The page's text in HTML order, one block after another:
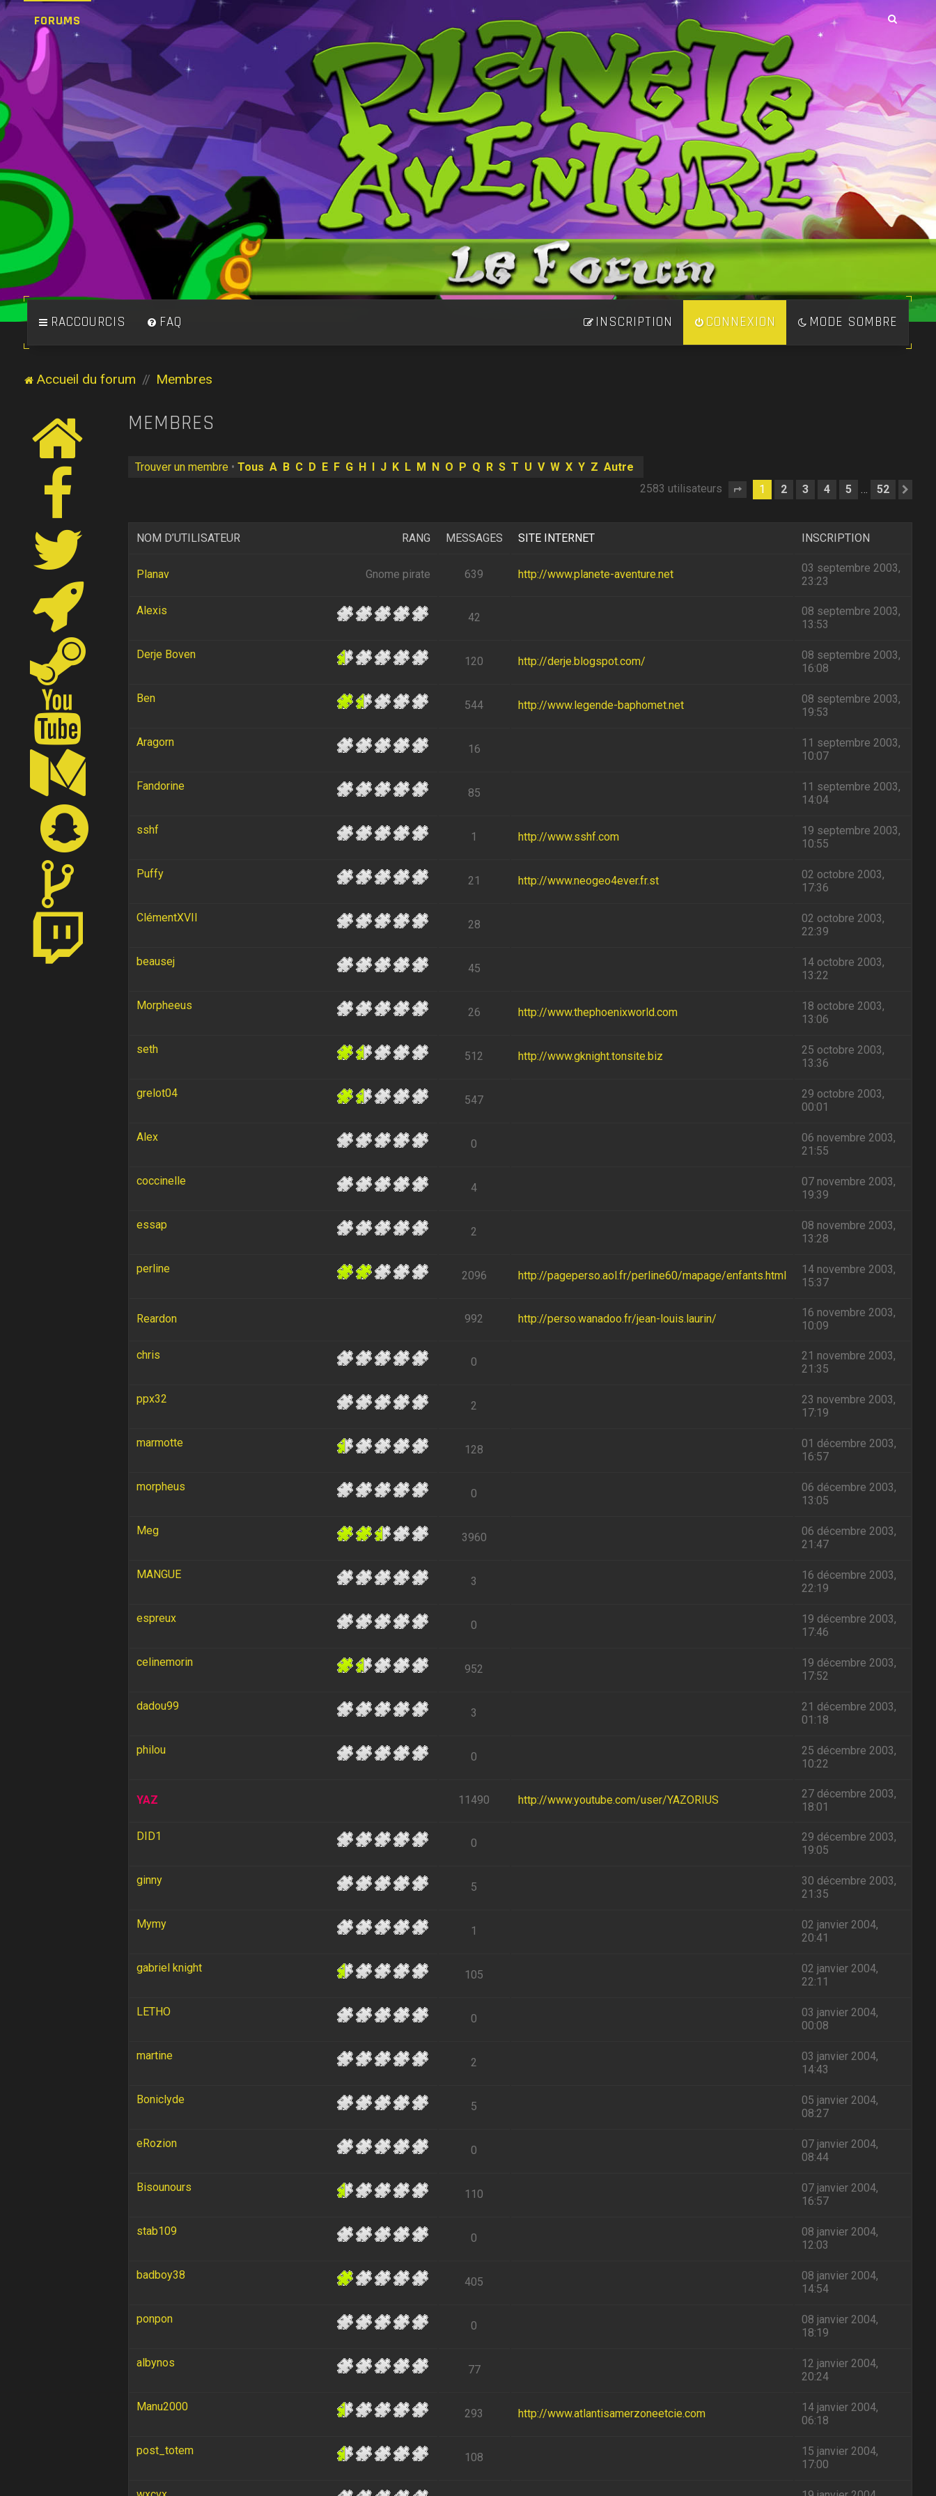
FORUMS
RACCOURCIS MODE SOMBRE
FAQ CONNEXION
INSCRIPTION
Accueil du forum Membres
MEMBRES
Trouver un membre • Tous A B C D E F G H I J K L M N O P Q R S T U V W X Y Z Autre
2583 utilisateurs
Page 1sur52
1 2 3 4 5 … 52
RANG
NOM D’UTILISATEUR MESSAGES SITE INTERNET INSCRIPTION
Gnome pirate
Planav 639 http://www.planete-aventure.net
03 septembre 2003,
23:23
Alexis
42
08 septembre 2003,
13:53
Derje Boven
120 http://derje.blogspot.com/
08 septembre 2003,
16:08
Ben
544 http://www.legende-baphomet.net
08 septembre 2003,
19:53
Aragorn
16
11 septembre 2003,
10:07
Fandorine
85
11 septembre 2003,
14:04
sshf
1 http://www.sshf.com
19 septembre 2003,
10:55
Puffy
21 http://www.neogeo4ever.fr.st
02 octobre 2003,
17:36
ClémentXVII
28
02 octobre 2003,
22:39
beausej
45
14 octobre 2003,
13:22
Morpheeus
26 http://www.thephoenixworld.com
18 octobre 2003,
13:06
seth
512 http://www.gknight.tonsite.biz
25 octobre 2003,
13:36
grelot04
547
29 octobre 2003,
00:01
Alex
0
06 novembre 2003,
21:55
coccinelle
4
07 novembre 2003,
19:39
essap
2
08 novembre 2003,
13:28
perline
2096 http://pageperso.aol.fr/perline60/mapage/enfants.html
14 novembre 2003,
15:37
Reardon 992 http://perso.wanadoo.fr/jean-louis.laurin/
16 novembre 2003,
10:09
chris
0
21 novembre 2003,
21:35
ppx32
2
23 novembre 2003,
17:19
marmotte
128
01 décembre 2003,
16:57
morpheus
0
06 décembre 2003,
13:05
Meg
3960
06 décembre 2003,
21:47
MANGUE
3
16 décembre 2003,
22:19
espreux
0
19 décembre 2003,
17:46
celinemorin
952
19 décembre 2003,
17:52
dadou99
3
21 décembre 2003,
01:18
philou
0
25 décembre 2003,
10:22
YAZ 11490 http://www.youtube.com/user/YAZORIUS
27 décembre 2003,
18:01
DID1
0
29 décembre 2003,
19:05
ginny
5
30 décembre 2003,
21:35
Mymy
1
02 janvier 2004,
20:41
gabriel knight
105
02 janvier 2004,
22:11
LETHO
0
03 janvier 2004,
00:08
martine
2
03 janvier 2004,
14:43
Boniclyde
5
05 janvier 2004,
08:27
eRozion
0
07 janvier 2004,
08:44
Bisounours
110
07 janvier 2004,
16:57
stab109
0
08 janvier 2004,
12:03
badboy38
405
08 janvier 2004,
14:54
ponpon
0
08 janvier 2004,
18:19
albynos
77
12 janvier 2004,
20:24
Manu2000
293 http://www.atlantisamerzoneetcie.com
14 janvier 2004,
06:18
post_totem
108
15 janvier 2004,
17:00